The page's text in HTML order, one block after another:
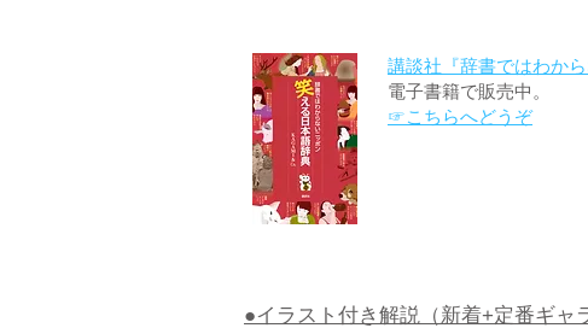
講談社『辞書ではわか
電子書籍で販売中。
☞こちらへどうぞ
●イラスト付き解説（新着+定番ギャ